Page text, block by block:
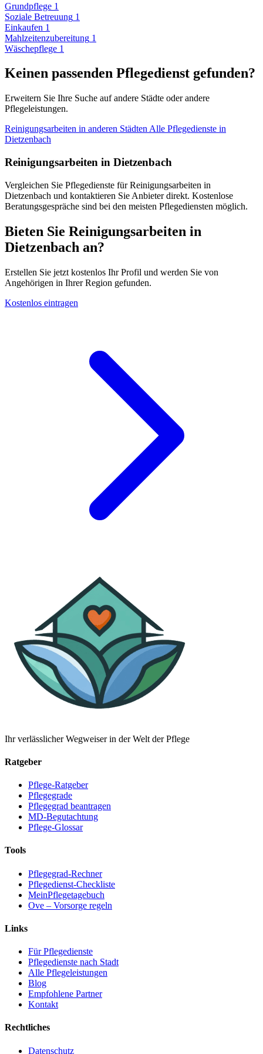
Grundpflege 1
Soziale Betreuung 1
Einkaufen 1
Mahlzeitenzubereitung 1
Wäschepflege 1
Keinen passenden Pflegedienst gefunden?
Erweitern Sie Ihre Suche auf andere Städte oder andere
Pflegeleistungen.
Reinigungsarbeiten in anderen Städten Alle Pflegedienste in
Dietzenbach
Reinigungsarbeiten in Dietzenbach
Vergleichen Sie Pflegedienste für Reinigungsarbeiten in
Dietzenbach und kontaktieren Sie Anbieter direkt. Kostenlose
Beratungsgespräche sind bei den meisten Pflegediensten möglich.
Bieten Sie Reinigungsarbeiten in
Dietzenbach an?
Erstellen Sie jetzt kostenlos Ihr Profil und werden Sie von
Angehörigen in Ihrer Region gefunden.
Kostenlos eintragen
Ihr verlässlicher Wegweiser in der Welt der Pflege
Ratgeber
Pflege-Ratgeber
Pflegegrade
Pflegegrad beantragen
MD-Begutachtung
Pflege-Glossar
Tools
Pflegegrad-Rechner
Pflegedienst-Checkliste
MeinPflegetagebuch
Ove – Vorsorge regeln
Links
Für Pflegedienste
Pflegedienste nach Stadt
Alle Pflegeleistungen
Blog
Empfohlene Partner
Kontakt
Rechtliches
Datenschutz